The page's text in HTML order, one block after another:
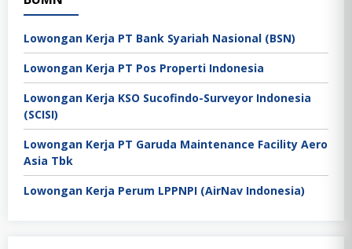
Lowongan Kerja PT Bank Syariah Nasional (BSN)
Lowongan Kerja PT Pos Properti Indonesia
Lowongan Kerja KSO Sucofindo-Surveyor Indonesia
(SCISI)
Lowongan Kerja PT Garuda Maintenance Facility Aero
Asia Tbk
Lowongan Kerja Perum LPPNPI (AirNav Indonesia)